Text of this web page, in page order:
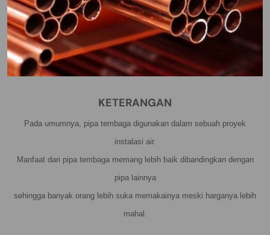
KETERANGAN
Pada umumnya, pipa tembaga digunakan dalam sebuah proyek
instalasi air.
Manfaat dari pipa tembaga memang lebih baik dibandingkan dengan
pipa lainnya
sehingga banyak orang lebih suka memakainya meski harganya lebih
mahal.